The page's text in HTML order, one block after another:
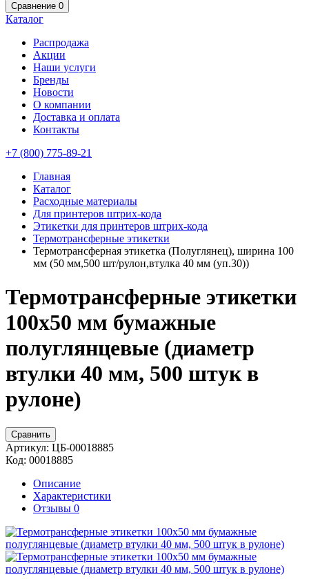
Сравнение 0
Каталог
Распродажа
Акции
Наши услуги
Бренды
Новости
О компании
Доставка и оплата
Контакты
+7 (800) 775-89-21
Главная
Каталог
Расходные материалы
Для принтеров штрих-кода
Этикетки для принтеров штрих-кода
Термотрансферные этикетки
Термотрансферная этикетка (Полуглянец), ширина 100
мм (50 мм,500 шт/рулон,втулка 40 мм (уп.30))
Термотрансферные этикетки
100х50 мм бумажные
полуглянцевые (диаметр
втулки 40 мм, 500 штук в
рулоне)
Сравнить
Артикул: ЦБ-00018885
Код: 00018885
Описание
Характеристики
Отзывы 0